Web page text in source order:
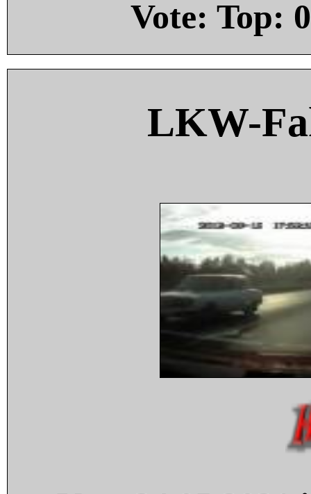
Vote: Top: 0
LKW-